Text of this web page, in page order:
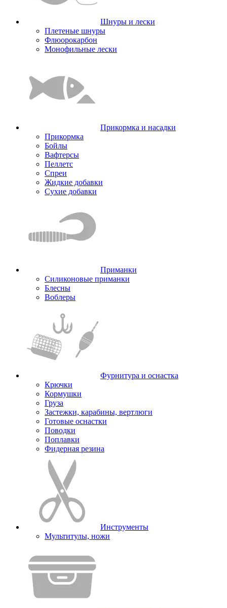
Шнуры и лески
Плетеные шнуры
Флюорокарбон
Монофильные лески
Прикормка и насадки
Прикормка
Бойлы
Вафтерсы
Пеллетс
Спреи
Жидкие добавки
Сухие добавки
Приманки
Силиконовые приманки
Блесны
Воблеры
Фурнитура и оснастка
Крючки
Кормушки
Груза
Застежки, карабины, вертлюги
Готовые оснастки
Поводки
Поплавки
Фидерная резина
Инструменты
Мультитулы, ножи